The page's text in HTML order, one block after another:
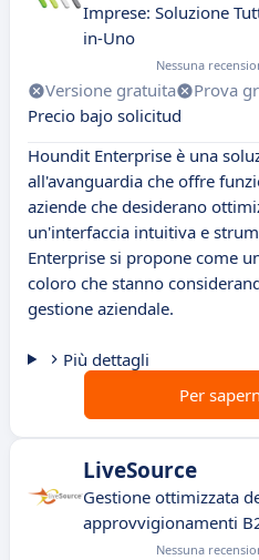
Imprese: Soluzione
in-Uno
Nessuna
Versione gratuita Prova
Precio bajo solicitud
Houndit Enterprise è una
all'avanguardia che offre
aziende che desiderano
un'interfaccia intuitiva e
Enterprise si propone come
coloro che stanno
gestione aziendale.
Più dettagli
Per
LiveSource
Gestione ottimizzata
approvvigionamenti
Nessuna